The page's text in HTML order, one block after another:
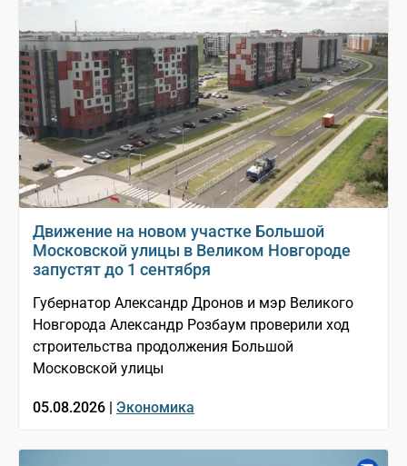
Движение на новом участке Большой
Московской улицы в Великом Новгороде
запустят до 1 сентября
Губернатор Александр Дронов и мэр Великого
Новгорода Александр Розбаум проверили ход
строительства продолжения Большой
Московской улицы
05.08.2026 | Экономика